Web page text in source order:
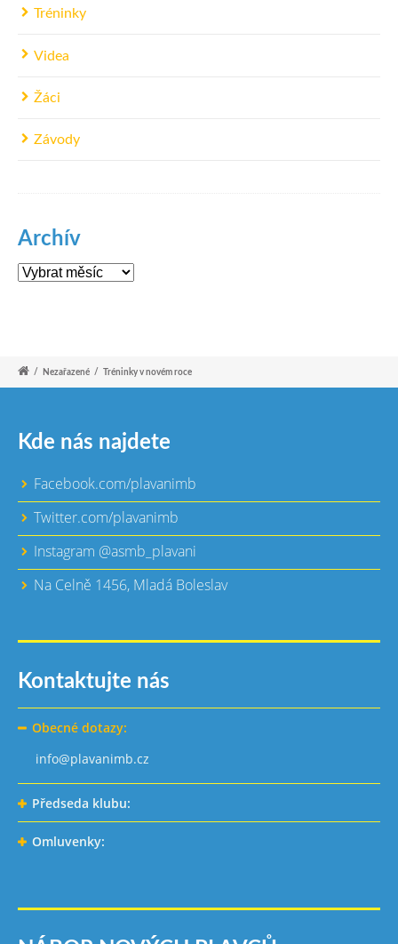
Tréninky
Videa
Žáci
Závody
Archív
Archív
/ Nezařazené / Tréninky v novém roce
Kde nás najdete
Facebook.com/plavanimb
Twitter.com/plavanimb
Instagram @asmb_plavani
Na Celně 1456, Mladá Boleslav
Kontaktujte nás
Obecné dotazy:
info@plavanimb.cz
Předseda klubu:
Omluvenky: